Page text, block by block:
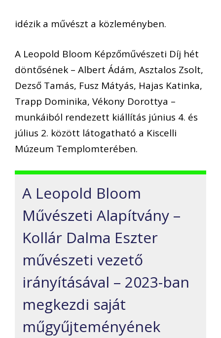
idézik a művészt a közleményben.
A Leopold Bloom Képzőművészeti Díj hét
döntősének – Albert Ádám, Asztalos Zsolt,
Dezső Tamás, Fusz Mátyás, Hajas Katinka,
Trapp Dominika, Vékony Dorottya –
munkáiból rendezett kiállítás június 4. és
július 2. között látogatható a Kiscelli
Múzeum Templomterében.
A Leopold Bloom
Művészeti Alapítvány –
Kollár Dalma Eszter
művészeti vezető
irányításával – 2023-ban
megkezdi saját
műgyűjteményének